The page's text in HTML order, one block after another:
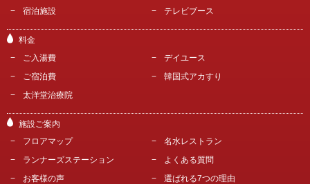
宿泊施設
テレビブース
料金
ご入湯費
デイユース
ご宿泊費
韓国式アカすり
太洋堂治療院
施設ご案内
フロアマップ
名水レストラン
ランナーズステーション
よくある質問
お客様の声
選ばれる7つの理由